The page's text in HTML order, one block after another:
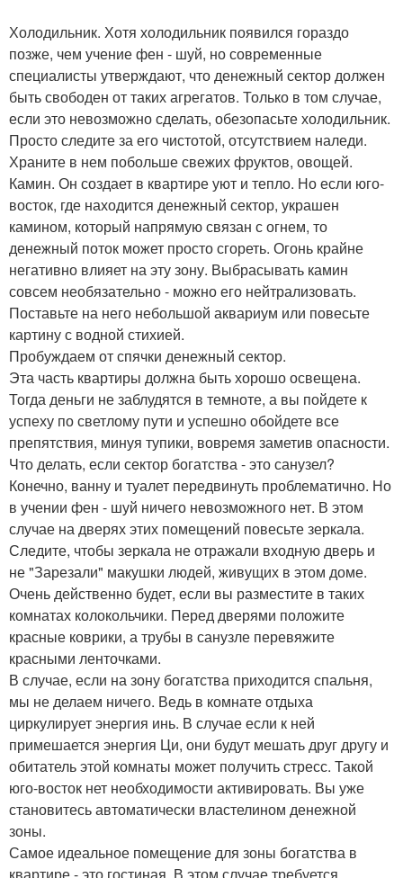
Холодильник. Хотя холодильник появился гораздо
позже, чем учение фен - шуй, но современные
специалисты утверждают, что денежный сектор должен
быть свободен от таких агрегатов. Только в том случае,
если это невозможно сделать, обезопасьте холодильник.
Просто следите за его чистотой, отсутствием наледи.
Храните в нем побольше свежих фруктов, овощей.
Камин. Он создает в квартире уют и тепло. Но если юго-
восток, где находится денежный сектор, украшен
камином, который напрямую связан с огнем, то
денежный поток может просто сгореть. Огонь крайне
негативно влияет на эту зону. Выбрасывать камин
совсем необязательно - можно его нейтрализовать.
Поставьте на него небольшой аквариум или повесьте
картину с водной стихией.
Пробуждаем от спячки денежный сектор.
Эта часть квартиры должна быть хорошо освещена.
Тогда деньги не заблудятся в темноте, а вы пойдете к
успеху по светлому пути и успешно обойдете все
препятствия, минуя тупики, вовремя заметив опасности.
Что делать, если сектор богатства - это санузел?
Конечно, ванну и туалет передвинуть проблематично. Но
в учении фен - шуй ничего невозможного нет. В этом
случае на дверях этих помещений повесьте зеркала.
Следите, чтобы зеркала не отражали входную дверь и
не "Зарезали" макушки людей, живущих в этом доме.
Очень действенно будет, если вы разместите в таких
комнатах колокольчики. Перед дверями положите
красные коврики, а трубы в санузле перевяжите
красными ленточками.
В случае, если на зону богатства приходится спальня,
мы не делаем ничего. Ведь в комнате отдыха
циркулирует энергия инь. В случае если к ней
примешается энергия Ци, они будут мешать друг другу и
обитатель этой комнаты может получить стресс. Такой
юго-восток нет необходимости активировать. Вы уже
становитесь автоматически властелином денежной
зоны.
Самое идеальное помещение для зоны богатства в